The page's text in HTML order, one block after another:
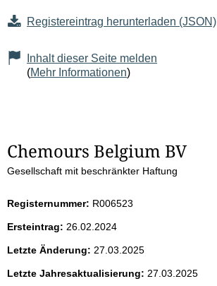
Registereintrag herunterladen (JSON)
Inhalt dieser Seite melden
(Mehr Informationen)
S
e
i
t
e
Chemours Belgium BV
Gesellschaft mit beschränkter Haftung
Registernummer: R006523
Ersteintrag: 26.02.2024
Letzte Änderung: 27.03.2025
Letzte Jahresaktualisierung: 27.03.2025